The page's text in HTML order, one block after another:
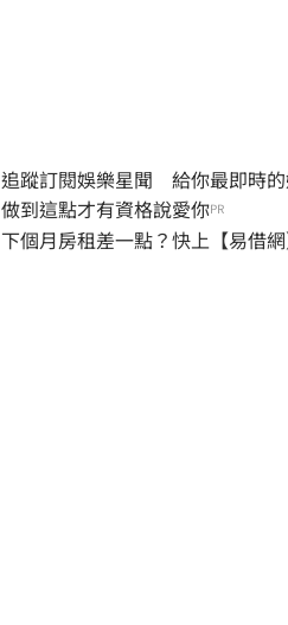
追蹤訂閱娛樂星聞 給你最即時
做到這點才有資格說愛你PR
下個月房租差一點？快上【易借